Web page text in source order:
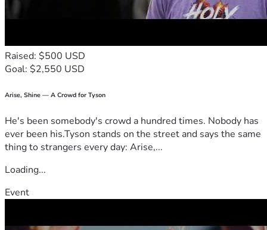
Raised: $500 USD
Goal: $2,550 USD
Arise, Shine — A Crowd for Tyson
He's been somebody's crowd a hundred times. Nobody has
ever been his.Tyson stands on the street and says the same
thing to strangers every day: Arise,...
Loading...
Event